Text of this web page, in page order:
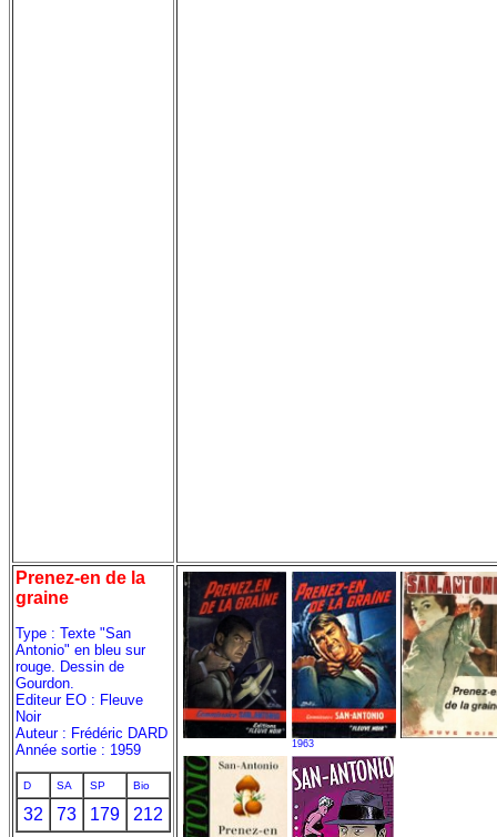
Prenez-en de la
graine
Type : Texte "San
Antonio" en bleu sur
rouge. Dessin de
Gourdon.
Editeur EO : Fleuve
Noir
Auteur : Frédéric DARD
Année sortie : 1959
D SA SP Bio
32 73 179 212
1963